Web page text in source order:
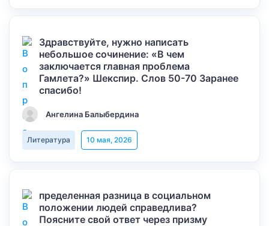
Здравствуйте, нужно написать
небольшое сочинение: «В чем
заключается главная проблема
Гамлета?» Шекспир. Слов 50-70 Заранее
спасибо!
Ангелина Балыбердина
Литература 10 мая, 2026
пределенная разница в социальном
положении людей справедлива?
Поясните свой ответ через призму